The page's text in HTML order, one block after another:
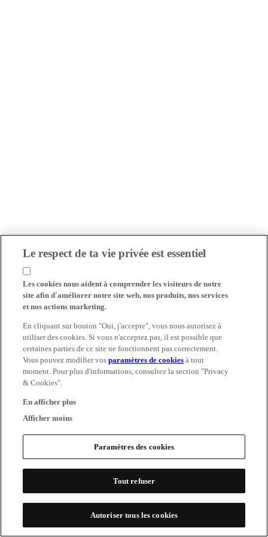
Le respect de ta vie privée est essentiel
Les cookies nous aident à comprendre les visiteurs de notre
site afin d'améliorer notre site web, nos produits, nos services
et nos actions marketing.
En cliquant sur bouton "Oui, j'accepte", vous nous autorisez à
utiliser des cookies. Si vous n'acceptez pas, il est possible que
certaines parties de ce site ne fonctionnent pas correctement.
Vous pouvez modifier vosparamètres de cookies à tout
moment. Pour plus d'informations, consultez la section "Privacy
& Cookies".
En afficher plus
Afficher moins
Paramètres des cookies
Tout refuser
Autoriser tous les cookies